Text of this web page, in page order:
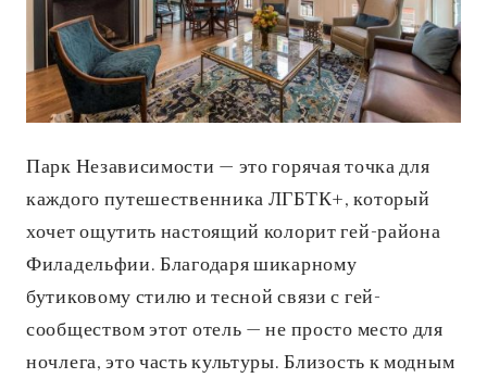
Парк Независимости — это горячая точка для
каждого путешественника ЛГБТК+, который
хочет ощутить настоящий колорит гей-района
Филадельфии. Благодаря шикарному
бутиковому стилю и тесной связи с гей-
сообществом этот отель — не просто место для
ночлега, это часть культуры. Близость к модным